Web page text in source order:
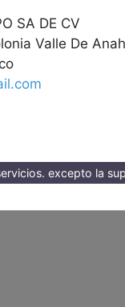
SA DE CV
Valle De
excepto la